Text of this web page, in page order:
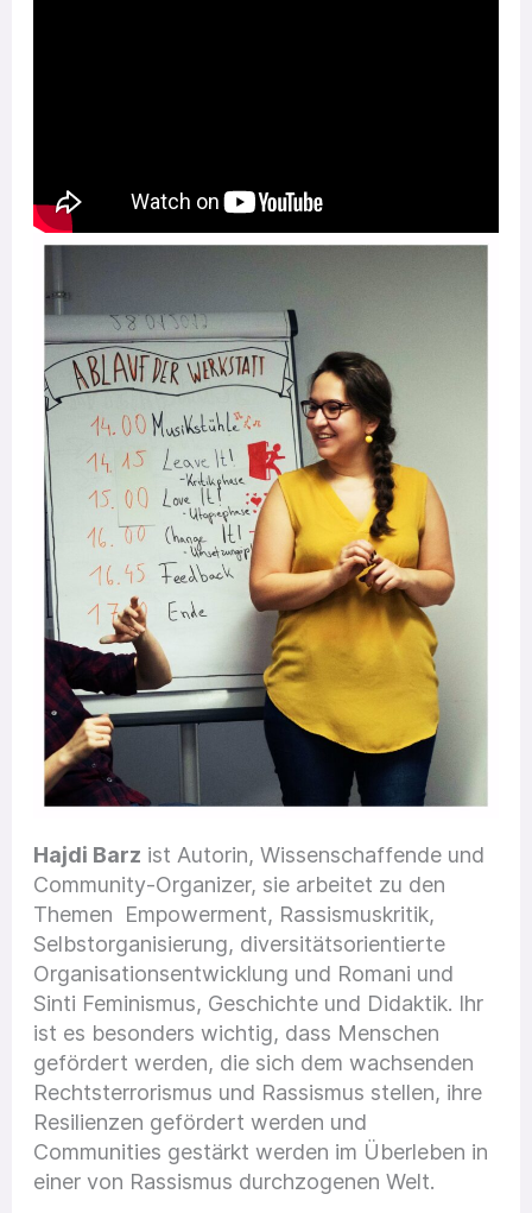
Hajdi Barz ist Autorin, Wissenschaffende und
Community-Organizer, sie arbeitet zu den
Themen Empowerment, Rassismuskritik,
Selbstorganisierung, diversitätsorientierte
Organisationsentwicklung und Romani und
Sinti Feminismus, Geschichte und Didaktik. Ihr
ist es besonders wichtig, dass Menschen
gefördert werden, die sich dem wachsenden
Rechtsterrorismus und Rassismus stellen, ihre
Resilienzen gefördert werden und
Communities gestärkt werden im Überleben in
einer von Rassismus durchzogenen Welt.